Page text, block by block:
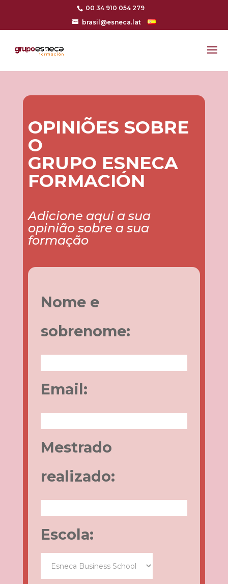
00 34 910 054 279
brasil@esneca.lat
OPINIÕES SOBRE
O
GRUPO ESNECA
FORMACIÓN
Adicione aqui a sua
opinião sobre a sua
formação
Nome e
sobrenome:
Email:
Mestrado
realizado:
Escola: